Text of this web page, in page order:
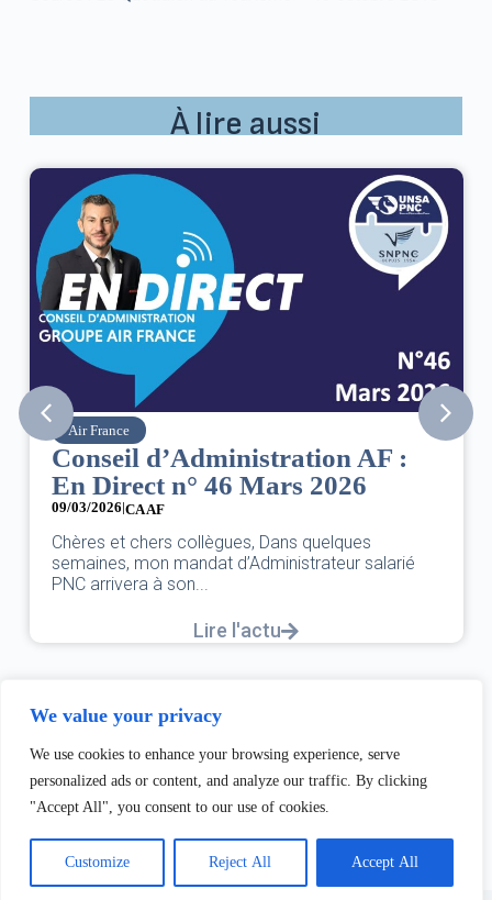
We value your privacy
We use cookies to enhance your browsing experience, serve
personalized ads or content, and analyze our traffic. By clicking
"Accept All", you consent to our use of cookies.
Customize Reject All Accept All
À lire aussi
Air France
Conseil d’Administration AF :
En Direct n° 46 Mars 2026
09/03/2026|CA AF
Chères et chers collègues, Dans quelques
semaines, mon mandat d’Administrateur salarié
PNC arrivera à son...
Lire l'actu